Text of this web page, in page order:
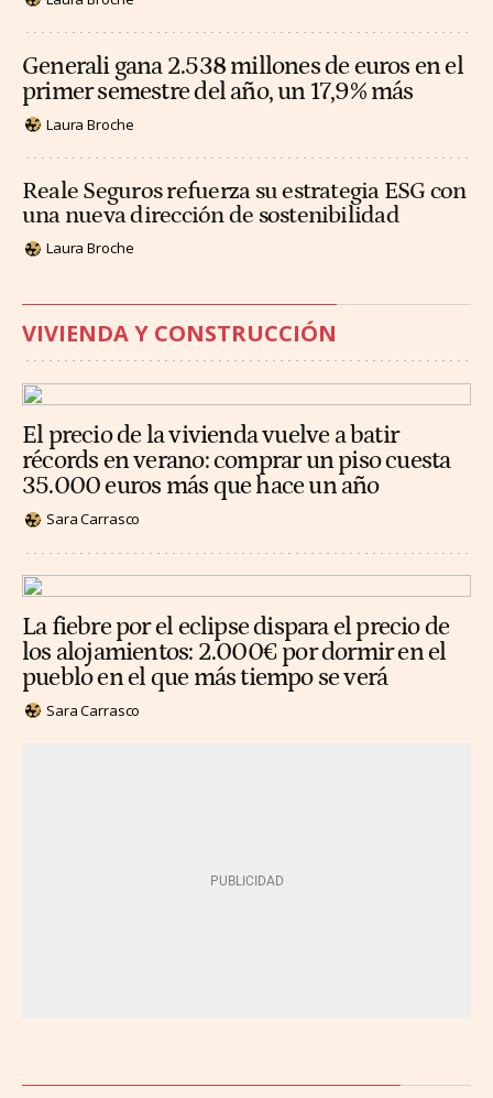
Generali gana 2.538 millones de euros en el
primer semestre del año, un 17,9% más
Laura Broche
Reale Seguros refuerza su estrategia ESG con
una nueva dirección de sostenibilidad
Laura Broche
VIVIENDA Y CONSTRUCCIÓN
El precio de la vivienda vuelve a batir
récords en verano: comprar un piso cuesta
35.000 euros más que hace un año
Sara Carrasco
La fiebre por el eclipse dispara el precio de
los alojamientos: 2.000€ por dormir en el
pueblo en el que más tiempo se verá
Sara Carrasco